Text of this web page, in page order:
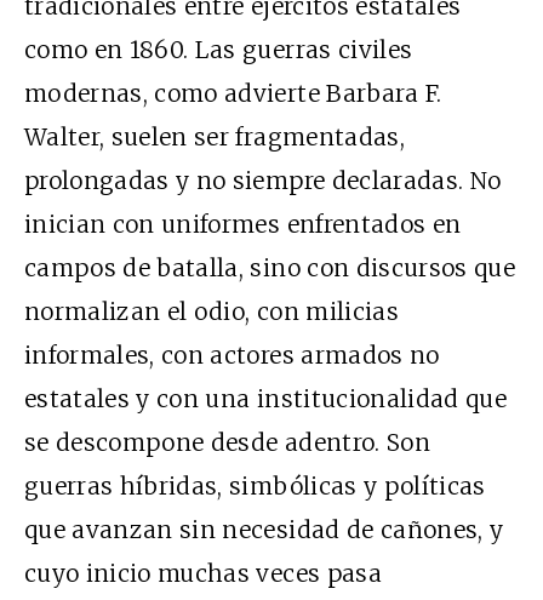
como en 1860. Las guerras civiles
modernas, como advierte Barbara F.
Walter, suelen ser fragmentadas,
prolongadas y no siempre declaradas. No
inician con uniformes enfrentados en
campos de batalla, sino con discursos que
normalizan el odio, con milicias
informales, con actores armados no
estatales y con una institucionalidad que
se descompone desde adentro. Son
guerras híbridas, simbólicas y políticas
que avanzan sin necesidad de cañones, y
cuyo inicio muchas veces pasa